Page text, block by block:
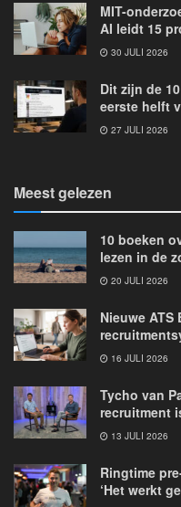
MIT-
AI leidt 15
30 JULI 2026
Dit zijn de
eerste helft
27 JULI 2026
Meest gelezen
10 boeken
lezen in de
20 JULI 2026
Nieuwe
16 JULI 2026
Tycho van
recruitment
13 JULI 2026
Ringtime
‘Het werkt